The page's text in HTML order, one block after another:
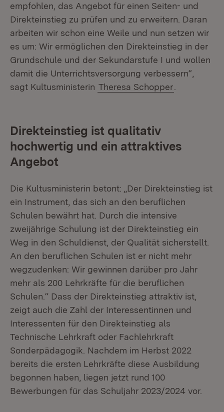
empfohlen, das Angebot für einen Seiten- und
Direkteinstieg zu prüfen und zu erweitern. Daran
arbeiten wir schon eine Weile und nun setzen wir
es um: Wir ermöglichen den Direkteinstieg in der
Grundschule und der Sekundarstufe I und wollen
damit die Unterrichtsversorgung verbessern“,
sagt Kultusministerin Theresa Schopper
Direkteinstieg ist qualitativ
hochwertig und ein attraktives
Angebot
Die Kultusministerin betont: „Der Direkteinstieg ist
ein Instrument, das sich an den beruflichen
Schulen bewährt hat. Durch die intensive
zweijährige Schulung ist der Direkteinstieg ein
Weg in den Schuldienst, der Qualität sicherstellt.
An den beruflichen Schulen ist er nicht mehr
wegzudenken: Wir gewinnen darüber pro Jahr
mehr als 200 Lehrkräfte für die beruflichen
Schulen.“ Dass der Direkteinstieg attraktiv ist,
zeigt auch die Zahl der Interessentinnen und
Interessenten für den Direkteinstieg als
Technische Lehrkraft oder Fachlehrkraft
Sonderpädagogik. Nachdem im Herbst 2022
bereits die ersten Lehrkräfte diese Ausbildung
begonnen haben, liegen jetzt rund 100
Bewerbungen für das Schuljahr 2023/2024 vor.